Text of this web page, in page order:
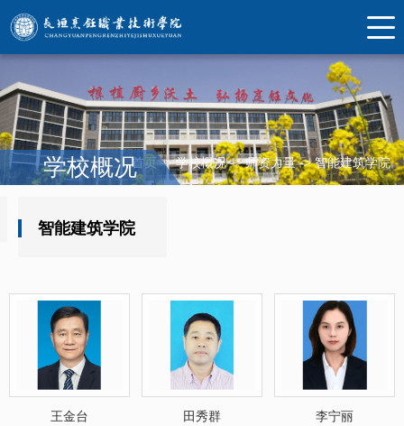
首页 -> 学校概况 -> 师资力量 -> 智能建筑学院
学校概况
智能建筑学院
王金台 田秀群 李宁丽